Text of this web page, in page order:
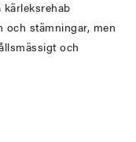
och stämningar, men
och